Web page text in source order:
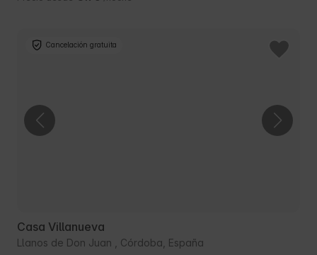
Cancelación gratuita
Casa Villanueva
Llanos de Don Juan , Córdoba, España